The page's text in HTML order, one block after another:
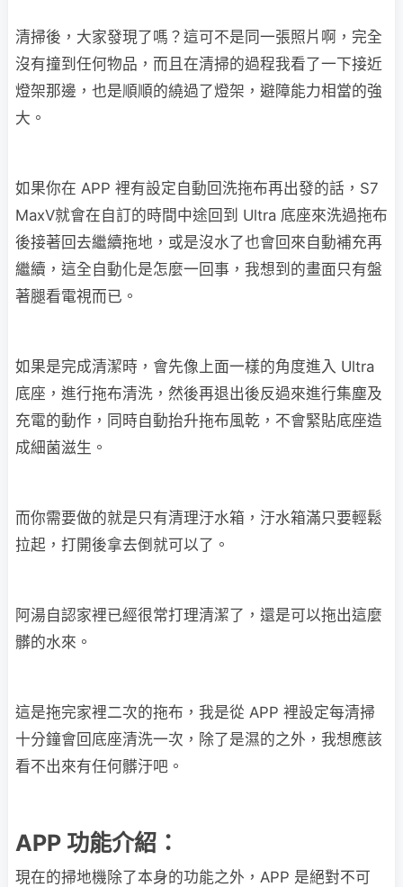
清掃後，大家發現了嗎？這可不是同一張照片啊，完全
沒有撞到任何物品，而且在清掃的過程我看了一下接近
燈架那邊，也是順順的繞過了燈架，避障能力相當的強
大。
如果你在 APP 裡有設定自動回洗拖布再出發的話，S7
MaxV就會在自訂的時間中途回到 Ultra 底座來洗過拖布
後接著回去繼續拖地，或是沒水了也會回來自動補充再
繼續，這全自動化是怎麼一回事，我想到的畫面只有盤
著腿看電視而已。
如果是完成清潔時，會先像上面一樣的角度進入 Ultra
底座，進行拖布清洗，然後再退出後反過來進行集塵及
充電的動作，同時自動抬升拖布風乾，不會緊貼底座造
成細菌滋生。
而你需要做的就是只有清理汙水箱，汙水箱滿只要輕鬆
拉起，打開後拿去倒就可以了。
阿湯自認家裡已經很常打理清潔了，還是可以拖出這麼
髒的水來。
這是拖完家裡二次的拖布，我是從 APP 裡設定每清掃
十分鐘會回底座清洗一次，除了是濕的之外，我想應該
看不出來有任何髒汙吧。
APP 功能介紹：
現在的掃地機除了本身的功能之外，APP 是絕對不可